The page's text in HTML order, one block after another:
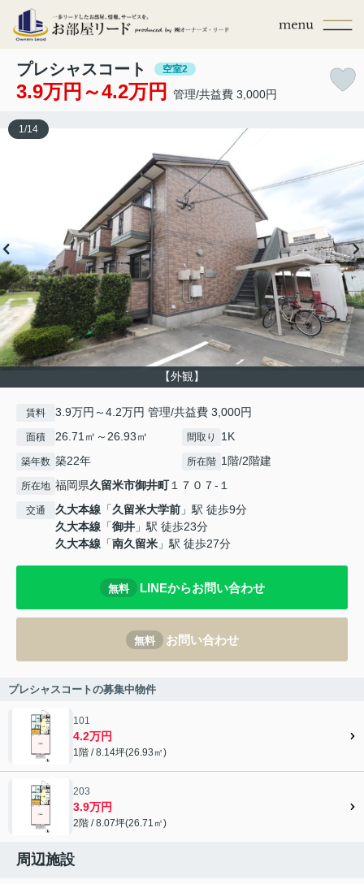
プレシャスコート 空室2
3.9万円～4.2万円 管理/共益費 3,000円
【外観】
1 /14
賃料 3.9万円～4.2万円 管理/共益費 3,000円
面積 26.71㎡～26.93㎡ 間取り 1K
築年数 築22年 所在階 1階/2階建
所在地 福岡県久留米市御井町１７０７-１
交通 久大本線 「久留米大学前 」駅 徒歩9分
久大本線 「御井 」駅 徒歩23分
久大本線 「南久留米 」駅 徒歩27分
無料 LINEからお問い合わせ
無料 お問い合わせ
プレシャスコートの募集中物件
101
4.2万円
1階 / 8.14坪(26.93㎡)
203
3.9万円
2階 / 8.07坪(26.71㎡)
周辺施設